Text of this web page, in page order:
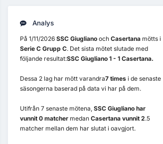
Analys
På 1/11/2026 SSC Giuglianooch Casertanamötts i
Serie C Grupp C. Det sista mötet slutade med
följande resultat:SSC Giugliano 1 - 1 Casertana.
Dessa 2 lag har mött varandra7 timesi de senaste
säsongerna baserad på data vi har på dem.
Utifrån 7 senaste mötena, SSC Giugliano har
vunnit 0 matchermedan Casertana vunnit 2.5
matcher mellan dem har slutat i oavgjort.